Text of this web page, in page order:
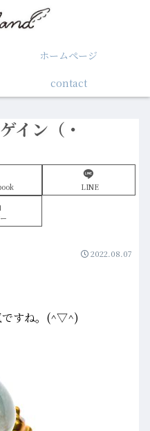
ホームぺージ
contact
イン（・
LINE
2022.08.07
ですね。(^▽^)